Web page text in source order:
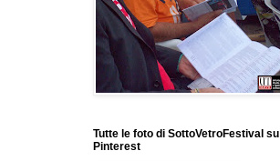
Tutte le foto di SottoVetroFestival su
Pinterest